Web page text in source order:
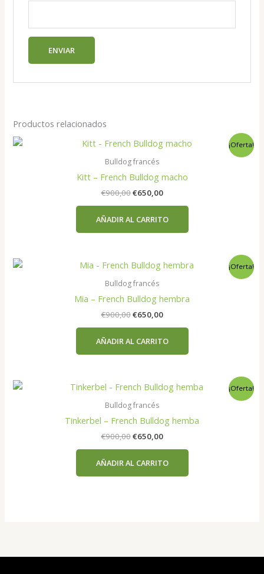
Productos relacionados
¡Oferta!
Bulldog francés
Kitt – French Bulldog macho
€900,00El
era:
€900,00.
€650,00El
es:
€650,00.
AÑADIR AL CARRITO
¡Oferta!
Bulldog francés
Mia – French Bulldog hembra
€900,00El
era:
€900,00.
€650,00El
es:
€650,00.
AÑADIR AL CARRITO
¡Oferta!
Bulldog francés
Tinkerbel – French Bulldog hemba
€900,00El
era:
€900,00.
€650,00El
es:
€650,00.
AÑADIR AL CARRITO